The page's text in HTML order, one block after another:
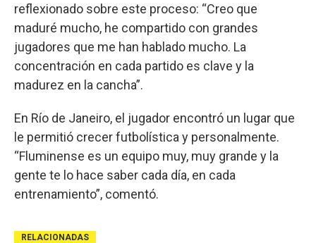
reflexionado sobre este proceso: “Creo que
maduré mucho, he compartido con grandes
jugadores que me han hablado mucho. La
concentración en cada partido es clave y la
madurez en la cancha”.
En Río de Janeiro, el jugador encontró un lugar que
le permitió crecer futbolística y personalmente.
“Fluminense es un equipo muy, muy grande y la
gente te lo hace saber cada día, en cada
entrenamiento”, comentó.
RELACIONADAS